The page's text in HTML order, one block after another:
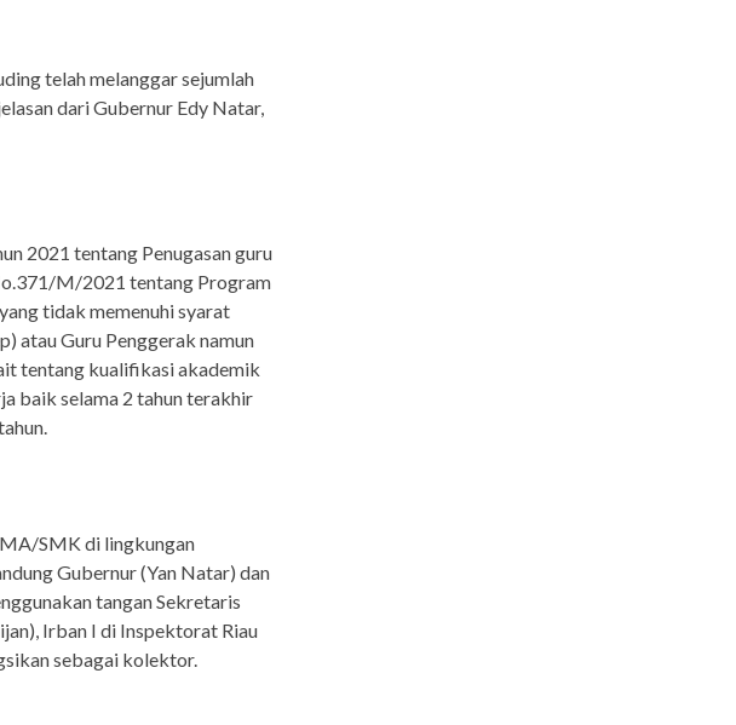
telah melanggar sejumlah
dari Gubernur Edy Natar,
2021 tentang Penugasan guru
M/2021 tentang Program
tidak memenuhi syarat
atau Guru Penggerak namun
tentang kualifikasi akademik
baik selama 2 tahun terakhir
SMK di lingkungan
Gubernur (Yan Natar) dan
tangan Sekretaris
Irban I di Inspektorat Riau
sebagai kolektor.